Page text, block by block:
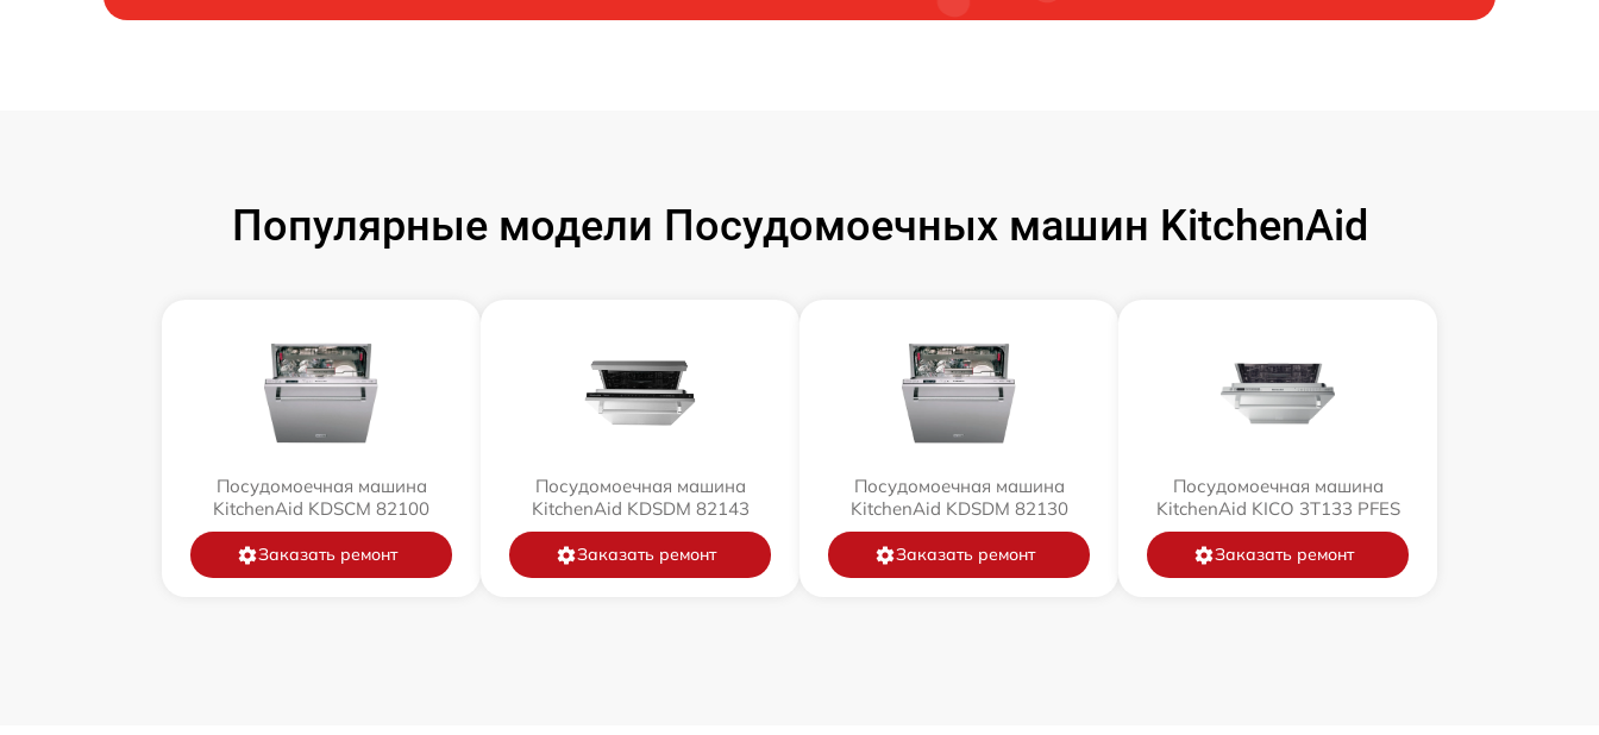
Популярные модели Посудомоечных машин KitchenAid
Посудомоечная машина
KitchenAid KDSCM 82100
Заказать ремонт
Посудомоечная машина
KitchenAid KDSDM 82143
Заказать ремонт
Посудомоечная машина
KitchenAid KDSDM 82130
Заказать ремонт
Посудомоечная машина
KitchenAid KICO 3T133 PFES
Заказать ремонт